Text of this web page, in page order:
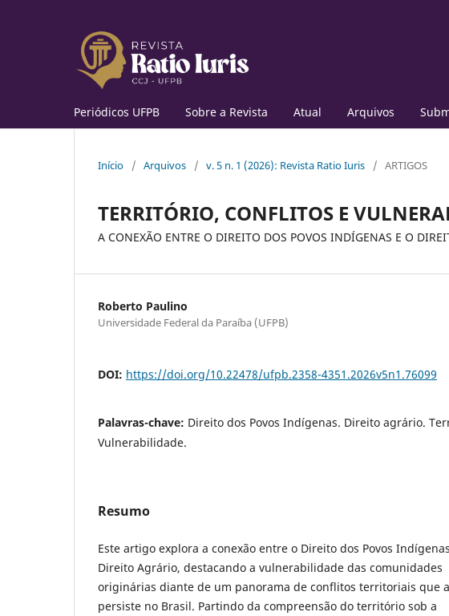
Periódicos UFPB Sobre a Revista Atual Arquivos
Início / Arquivos / v. 5 n. 1 (2026): Revista Ratio Iuris / ARTIGOS
TERRITÓRIO, CONFLITOS E
A CONEXÃO ENTRE O DIREITO DOS POVOS INDÍGENAS E O
Roberto Paulino
Universidade Federal da Paraíba (UFPB)
DOI: https://doi.org/10.22478/ufpb.2358-4351.2026v5n1.76099
Palavras-chave: Direito dos Povos Indígenas. Direito agrário.
Vulnerabilidade.
Resumo
Este artigo explora a conexão entre o Direito dos Povos
Direito Agrário, destacando a vulnerabilidade das comunidades
originárias diante de um panorama de conflitos territoriais que
persiste no Brasil. Partindo da compreensão do território sob a